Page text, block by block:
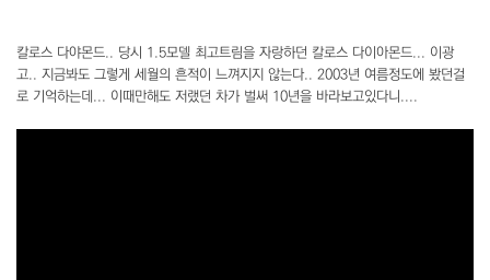
칼로스 다야몬드.. 당시 1.5모델 최고트림을 자랑하던 칼로스 다이아몬드... 이광
고.. 지금봐도 그렇게 세월의 흔적이 느껴지지 않는다.. 2003년 여름정도에 봤던걸
로 기억하는데... 이때만해도 저랬던 차가 벌써 10년을 바라보고있다니....